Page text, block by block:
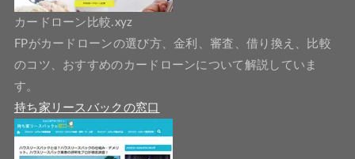
カードローン比較.xyz
FPがカードローンの選び方、金利、審査、借り換え、比較
のコツ、おすすめのカードローンについて解説していま
す。
持ち家リースバックの窓口